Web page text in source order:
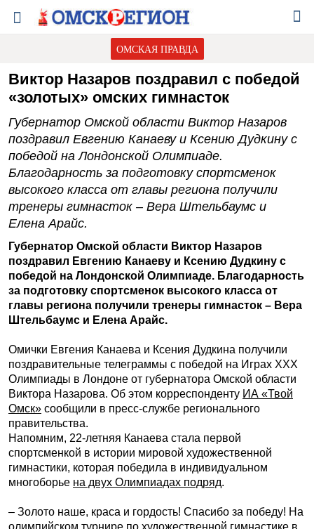
ОМСКАЯ ПРАВДА
Виктор Назаров поздравил с победой
«золотых» омских гимнасток
Губернатор Омской области Виктор Назаров
поздравил Евгению Канаеву и Ксению Дудкину с
победой на Лондонской Олимпиаде.
Благодарность за подготовку спортсменок
высокого класса от главы региона получили
тренеры гимнасток – Вера Штельбаумс и
Елена Арайс.
Губернатор Омской области Виктор Назаров
поздравил Евгению Канаеву и Ксению Дудкину с
победой на Лондонской Олимпиаде. Благодарность
за подготовку спортсменок высокого класса от
главы региона получили тренеры гимнасток – Вера
Штельбаумс и Елена Арайс.
Омички Евгения Канаева и Ксения Дудкина получили
поздравительные телеграммы с победой на Играх ХХХ
Олимпиады в Лондоне от губернатора Омской области
Виктора Назарова. Об этом корреспонденту ИА «Твой
Омск» сообщили в пресс-службе регионального
правительства.
Напомним, 22-летняя Канаева стала первой
спортсменкой в истории мировой художественной
гимнастики, которая победила в индивидуальном
многоборье на двух Олимпиадах подряд.
– Золото наше, краса и гордость! Спасибо за победу! На
олимпийском турнире по художественной гимнастике в